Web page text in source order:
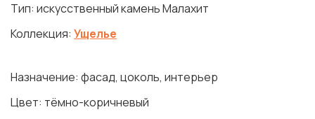
Тип: искусственный камень Малахит
Коллекция: Ущелье
Назначение: фасад, цоколь, интерьер
Цвет: тёмно-коричневый